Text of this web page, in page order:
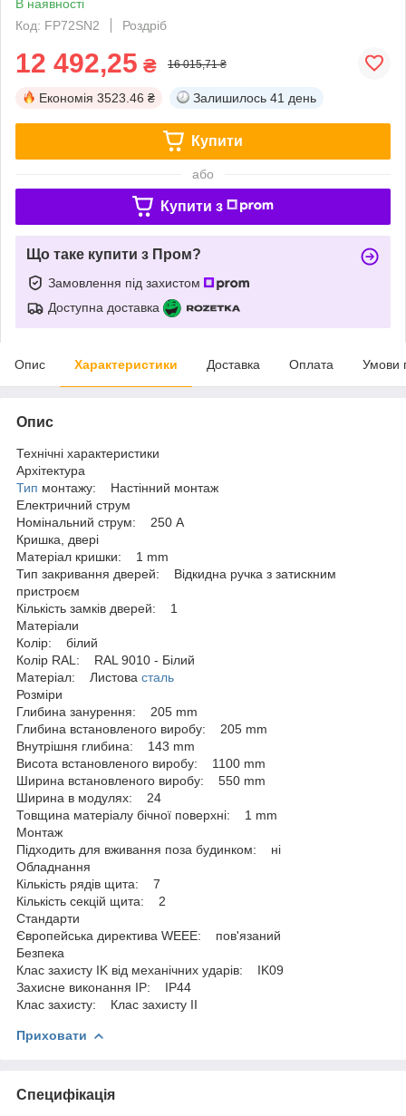
В наявності
Код: FP72SN2
Роздріб
12 492,25 ₴ 16 015,71 ₴
Економія 3523.46 ₴ Залишилось 41 день
Купити
або
Купити з
Що таке купити з Пром?
Замовлення під захистом
Доступна доставка
Опис Характеристики Доставка Оплата Умови
Опис
Технічні характеристики
Архітектура
Тип монтажу: Настінний монтаж
Електричний струм
Номінальний струм: 250 A
Кришка, двері
Матеріал кришки: 1 mm
Тип закривання дверей: Відкидна ручка з затискним
пристроєм
Кількість замків дверей: 1
Матеріали
Колір: білий
Колір RAL: RAL 9010 - Білий
Матеріал: Листова сталь
Розміри
Глибина занурення: 205 mm
Глибина встановленого виробу: 205 mm
Внутрішня глибина: 143 mm
Висота встановленого виробу: 1100 mm
Ширина встановленого виробу: 550 mm
Ширина в модулях: 24
Товщина матеріалу бічної поверхні: 1 mm
Монтаж
Підходить для вживання поза будинком: ні
Обладнання
Кількість рядів щита: 7
Кількість секцій щита: 2
Стандарти
Європейська директива WEEE: пов'язаний
Безпека
Клас захисту IK від механічних ударів: IK09
Захисне виконання ІР: IP44
Клас захисту: Клас захисту IІ
Приховати
Специфікація